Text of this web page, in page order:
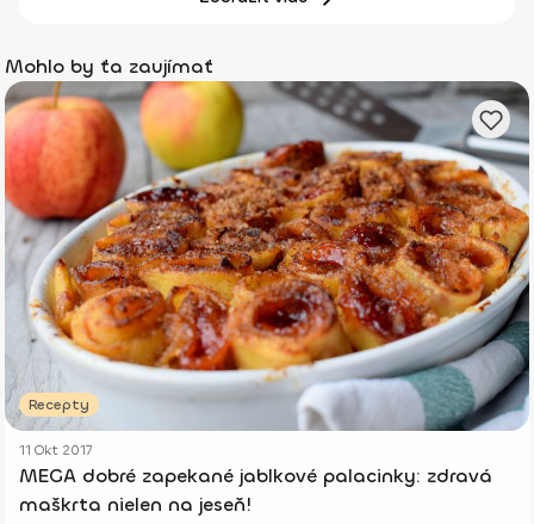
Mohlo by ťa zaujímať
Recepty
11 Okt 2017
MEGA dobré zapekané jablkové palacinky: zdravá
maškrta nielen na jeseň!